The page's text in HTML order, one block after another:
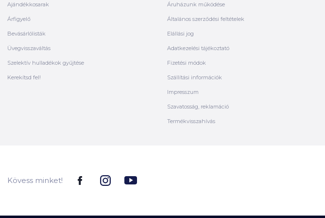
Ajándékkosarak
Árfigyelő
Bevásárlólisták
Üvegvisszaváltás
Szelektív hulladékok gyűjtése
Kerekítsd fel!
Áruházunk működése
Általános szerződési feltételek
Elállási jog
Adatkezelési tájékoztató
Fizetési módok
Szállítási információk
Impresszum
Szavatosság, reklamáció
Termékvisszahívás
Kövess minket!